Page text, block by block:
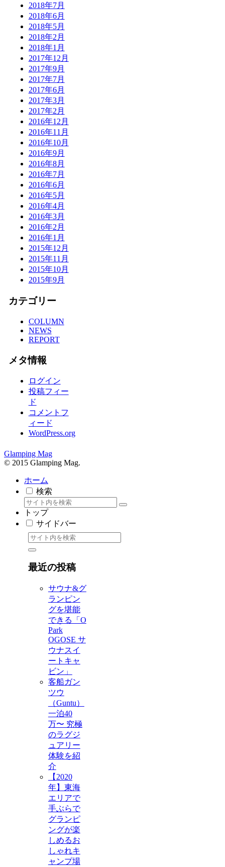
2018年7月
2018年6月
2018年5月
2018年2月
2018年1月
2017年12月
2017年9月
2017年7月
2017年6月
2017年3月
2017年2月
2016年12月
2016年11月
2016年10月
2016年9月
2016年8月
2016年7月
2016年6月
2016年5月
2016年4月
2016年3月
2016年2月
2016年1月
2015年12月
2015年11月
2015年10月
2015年9月
カテゴリー
COLUMN
NEWS
REPORT
メタ情報
ログイン
投稿フィー
ド
コメントフ
ィード
WordPress.org
Glamping Mag
© 2015 Glamping Mag.
ホーム
検索
トップ
サイドバー
最近の投稿
サウナ&グ
ランピン
グを堪能
できる「O
Park
OGOSE サ
ウナスイ
ートキャ
ビン」
客船ガン
ツウ
（Guntu）
一泊40
万〜 究極
のラグジ
ュアリー
体験を紹
介
【2020
年】東海
エリアで
手ぶらで
グランピ
ングが楽
しめるお
しゃれキ
ャンプ場